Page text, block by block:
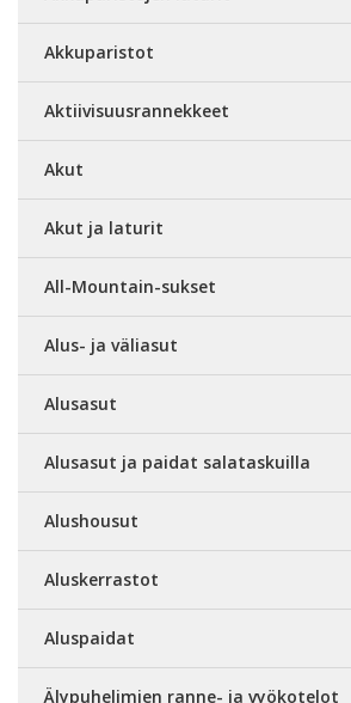
Akkuparistot
Aktiivisuusrannekkeet
Akut
Akut ja laturit
All-Mountain-sukset
Alus- ja väliasut
Alusasut
Alusasut ja paidat salataskuilla
Alushousut
Aluskerrastot
Aluspaidat
Älypuhelimien ranne- ja vyökotelot